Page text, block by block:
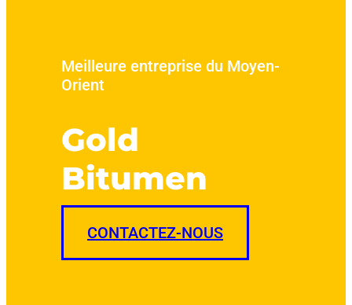
Meilleure entreprise du Moyen-
Orient
Gold
Bitumen
CONTACTEZ-NOUS